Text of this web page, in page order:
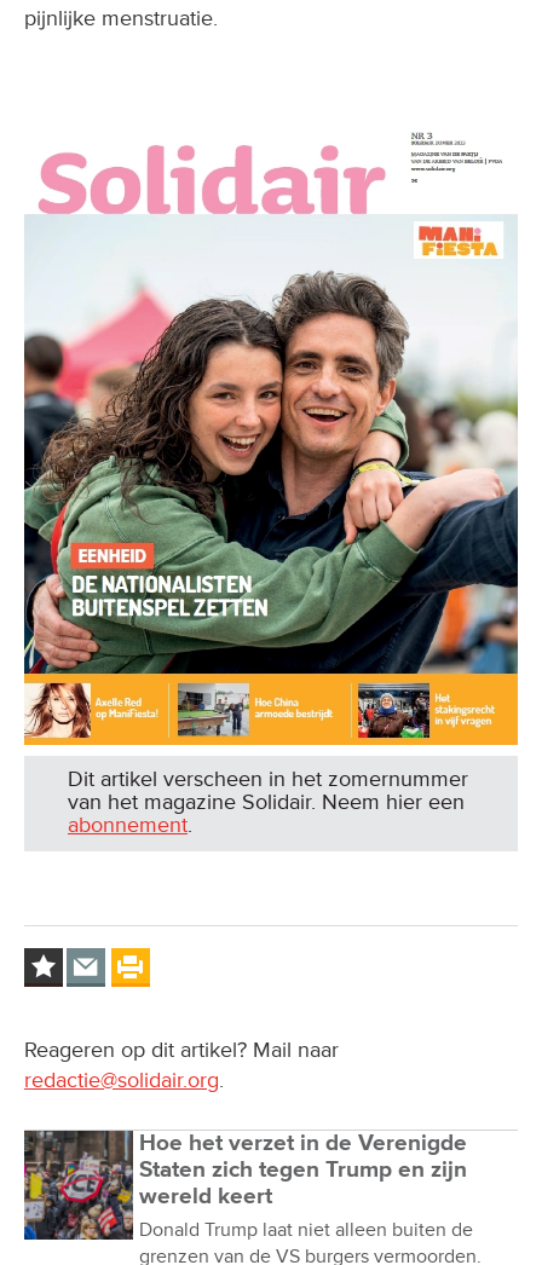
pijnlijke menstruatie.
Dit artikel verscheen in het zomernummer
van het magazine Solidair. Neem hier een
abonnement.
Reageren op dit artikel? Mail naar
redactie@solidair.org.
Hoe het verzet in de Verenigde
Staten zich tegen Trump en zijn
wereld keert
Donald Trump laat niet alleen buiten de
grenzen van de VS burgers vermoorden.